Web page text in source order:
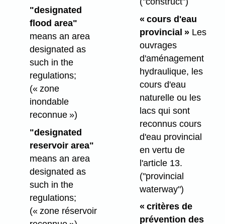
"designated
flood area"
means an area
designated as
such in the
regulations;
(« zone
inondable
reconnue »)
"designated
reservoir area"
means an area
designated as
such in the
regulations;
(« zone réservoir
« cours d'eau
provincial »Les
ouvrages
d'aménagement
hydraulique, les
cours d'eau
naturelle ou les
lacs qui sont
reconnus cours
d'eau provincial
en vertu de
l'article 13.
("provincial
waterway")
« critères de
prévention des